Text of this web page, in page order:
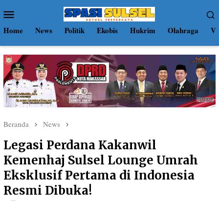
ke
kontenMobile
Home News Politik Ekobis Hukrim Olahraga
Beranda News
Legasi Perdana Kakanwil
Kemenhaj Sulsel Lounge Umrah
Eksklusif Pertama di Indonesia
Resmi Dibuka!